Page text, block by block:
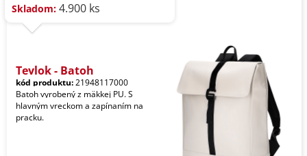
Skladom: 4.900 ks
Teylok - Batoh
kód produktu:21948117000
Batoh vyrobený z mäkkej PU. S
hlavným vreckom a zapínaním na
pracku.